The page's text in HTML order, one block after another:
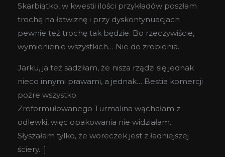
Skarbiątko, w kwestii ilości przykładów poszłam
trochę na łatwiznę i przy dyskontynuacjach
pewnie też trochę tak będzie. Bo rzeczywiście,
wymienienie wszystkich… Nie do zrobienia.
Jarku, ja też sadziłam, że nisza rządzi się jednak
nieco innymi prawami, a jednak… Bestia komercji
pożre wszystko.
Zreformułowanego Turmalina wąchałam z
odlewki, więc opakowania nie widziałam.
Słyszałam tylko, że woreczek jest z ładniejszej
ściery. :]